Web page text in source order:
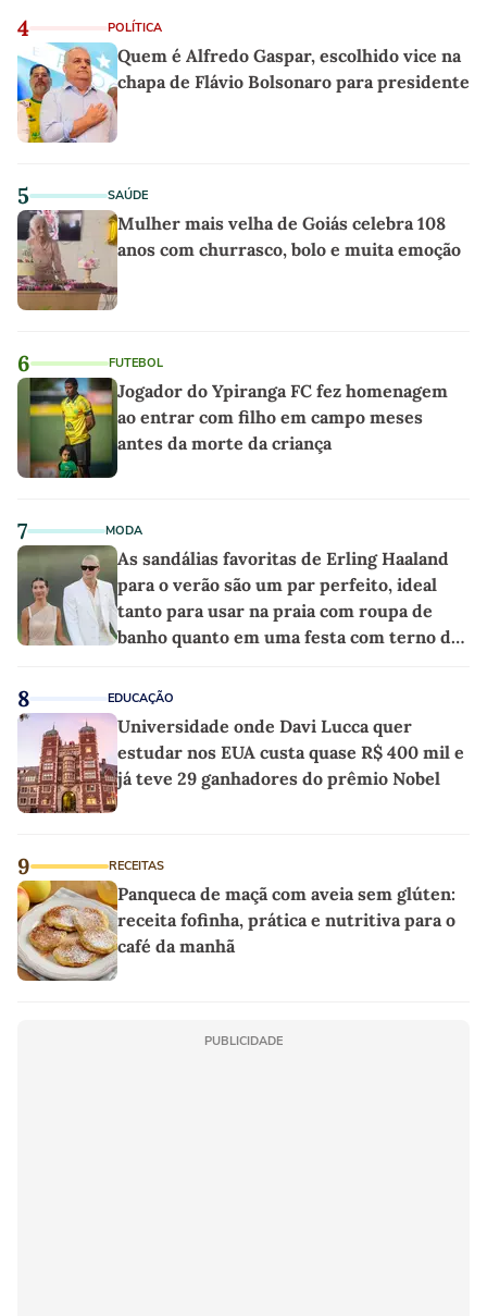
4 POLÍTICA
Quem é Alfredo Gaspar, escolhido vice na
chapa de Flávio Bolsonaro para presidente
5 SAÚDE
Mulher mais velha de Goiás celebra 108
anos com churrasco, bolo e muita emoção
6 FUTEBOL
Jogador do Ypiranga FC fez homenagem
ao entrar com filho em campo meses
antes da morte da criança
7 MODA
As sandálias favoritas de Erling Haaland
para o verão são um par perfeito, ideal
tanto para usar na praia com roupa de
banho quanto em uma festa com terno de
8 EDUCAÇÃO
Universidade onde Davi Lucca quer
estudar nos EUA custa quase R$ 400 mil e
já teve 29 ganhadores do prêmio Nobel
9 RECEITAS
Panqueca de maçã com aveia sem glúten:
receita fofinha, prática e nutritiva para o
café da manhã
PUBLICIDADE